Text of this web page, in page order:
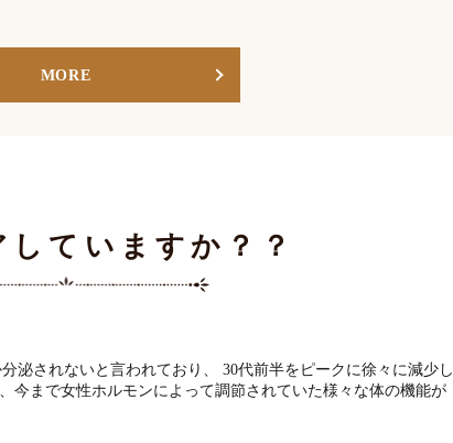
MORE
ていますか？？
泌されないと言われており、 30代前半をピークに徐々に減少し
今まで女性ホルモンによって調節されていた様々な体の機能が